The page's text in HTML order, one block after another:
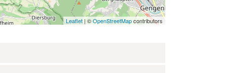
Leaflet | ©OpenStreetMapcontributors